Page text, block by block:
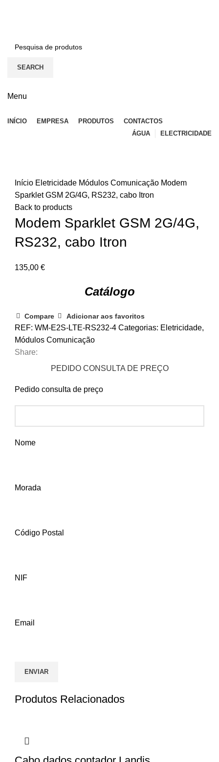
SEARCH
Menu
INÍCIO EMPRESA PRODUTOS
CONTACTOS
ÁGUA
ELECTRICIDADE
Início Eletricidade Módulos Comunicação Modem
Sparklet GSM 2G/4G, RS232, cabo Itron
Back to products
Modem Sparklet GSM 2G/4G,
RS232, cabo Itron
135,00 €
Catálogo
Compare Adicionar aos favoritos
REF: WM-E2S-LTE-RS232-4 Categorias: Eletricidade,
Módulos Comunicação
Share:
PEDIDO CONSULTA DE PREÇO
Pedido consulta de preço
Nome
Morada
Código Postal
NIF
Email
Produtos Relacionados